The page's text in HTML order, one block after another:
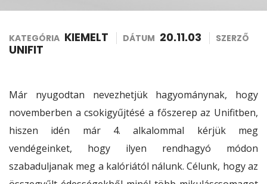
KATEGÓRIA KIEMELT DÁTUM 20.11.03 SZERZŐ
UNIFIT
Már nyugodtan nevezhetjük hagyománynak, hogy
novemberben a csokigyűjtésé a főszerep az Unifitben,
hiszen idén már 4. alkalommal kérjük meg
vendégeinket, hogy ilyen rendhagyó módon
szabaduljanak meg a kalóriától nálunk. Célunk, hogy az